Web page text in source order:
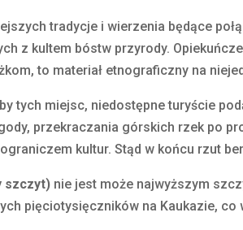
tradycje i wierzenia będące
z kultem bóstw przyrody.
to materiał etnograficzny na
tych miejsc, niedostępne turyście
przekraczania górskich rzek po
kultur. Stąd w końcu rzut
szczyt)nie jest może najwyższym
pięciotysięczników na Kaukazie, co